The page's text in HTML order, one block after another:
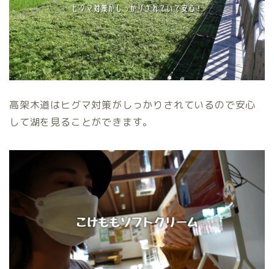
高架木道はヒグマ対策がしっかりされているので安心
して湖を見ることができます。